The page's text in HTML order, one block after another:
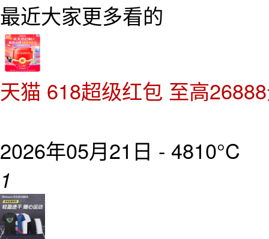
最近大家更多看的
天猫 618超级红包 至高
2026年05月21日 - 4810°C
1